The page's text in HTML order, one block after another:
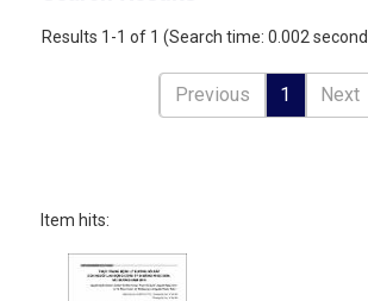
Results 1-1 of 1 (Search time: 0.002
Previous 1 Next
Item hits: